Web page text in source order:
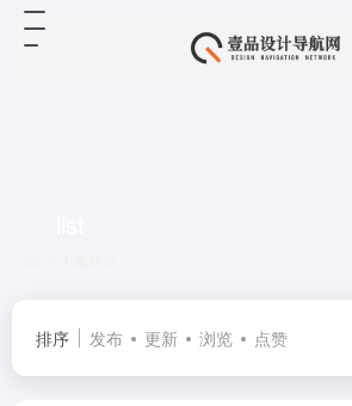
排序 发布 更新 浏览 点赞